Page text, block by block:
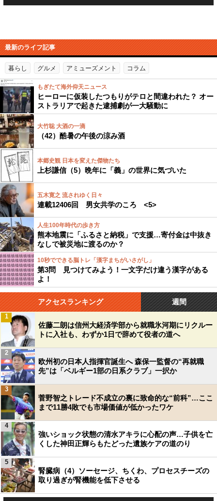
最新のライフ記事
暮らし グルメ アミューズメント コラム
もぎたて海外仰天ニュース
ヒーローに仮装したつもりがテロと間違われた？ オー
ストラリアで起きた逮捕劇が一大騒動に
大竹聡 大酒の一滴
（42）酷暑の午後の涼み酒
本郷史観 日本を変えた傑物たち
上杉謙信（5）晩年に「義」の世界に気づいた
五木寛之 流されゆく日々
連載12406回 男女共学のころ <5>
人生100年時代の歩き方
熊本地震に「ふるさと納税」で支援…寄付金は中抜き
なしで被災地に渡るのか？
10秒でできる脳トレ「漢字まちがいさがし」
第3問 見つけてみよう！一文字だけ違う漢字がある
よ！
アクセスランキング 週間
佐藤二朗は信州大経済学部から就職氷河期にリクルー
トに入社も、わずか1日で辞めて役者の道へ
1
欧州初の日本人指揮官誕生へ 森保一監督の“再就職
先”は「ベルギー1部の日系クラブ」一択か
2
菅野智之トレード不成立の裏に致命的な“前科”…ここ
まで11勝4敗でも市場価値が低かったワケ
3
強いショック状態の清水アキラに心配の声…子供を亡
くした神田正輝らもたどった遺族ケアの道のり
4
腎臓病（4）ソーセージ、ちくわ、プロセスチーズの
取り過ぎが腎機能を低下させる
5